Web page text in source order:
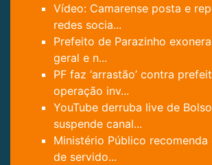
Vídeo: Camarense posta e
redes socia...
Prefeito de Parazinho
geral e n...
PF faz ‘arrastão’ contra
operação inv...
YouTube derruba live de
suspende canal...
Ministério Público recomenda
de servido...